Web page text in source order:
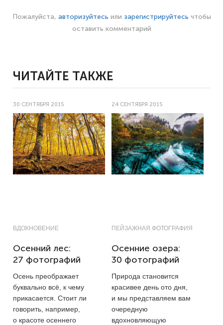
Пожалуйста, авторизуйтесь или зарегистрируйтесь чтобы
оставить комментарий
ЧИТАЙТЕ ТАКЖЕ
30 СЕНТЯБРЯ 2015
ВДОХНОВЕНИЕ
Осенний лес:
27 фотографий
Осень преображает
буквально всё, к чему
прикасается. Стоит ли
говорить, например,
о красоте осеннего
24 СЕНТЯБРЯ 2015
ПЕЙЗАЖНАЯ ФОТОГРАФИЯ
Осенние озера:
30 фотографий
Природа становится
красивее день ото дня,
и мы представляем вам
очередную
вдохновляющую